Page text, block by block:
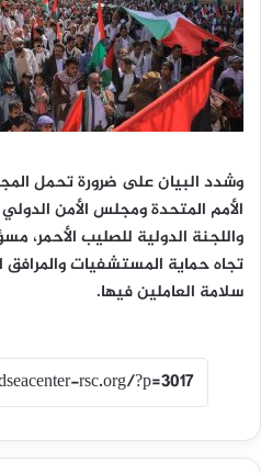
وشدد البيان على ضرورة تحمل
الأمم المتحدة ومجلس الأمن
واللجنة الدولية للصليب الأحمر،
تجاه حماية المستشفيات
سلامة العاملين فيها.